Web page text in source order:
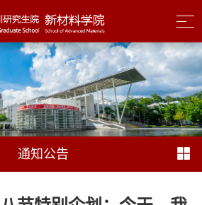
通知公告